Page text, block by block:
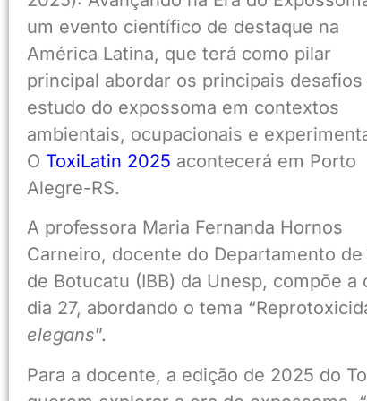
um evento científico de destaque na
América Latina, que terá como pilar
principal abordar os principais desafios
estudo do expossoma em contextos
ambientais, ocupacionais e
O ToxiLatin 2025 acontecerá em Porto
Alegre-RS.
A professora Maria Fernanda Hornos
Carneiro, docente do Departamento
de Botucatu (IBB) da Unesp, compõe
dia 27, abordando o tema
elegans”.
Para a docente, a edição de 2025 do